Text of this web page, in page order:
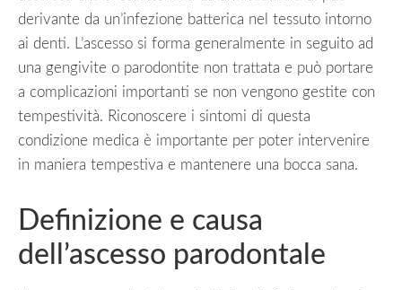
derivante da un’infezione batterica nel tessuto intorno
ai denti. L’ascesso si forma generalmente in seguito ad
una gengivite o parodontite non trattata e può portare
a complicazioni importanti se non vengono gestite con
tempestività. Riconoscere i sintomi di questa
condizione medica è importante per poter intervenire
in maniera tempestiva e mantenere una bocca sana.
Definizione e causa
dell’ascesso parodontale